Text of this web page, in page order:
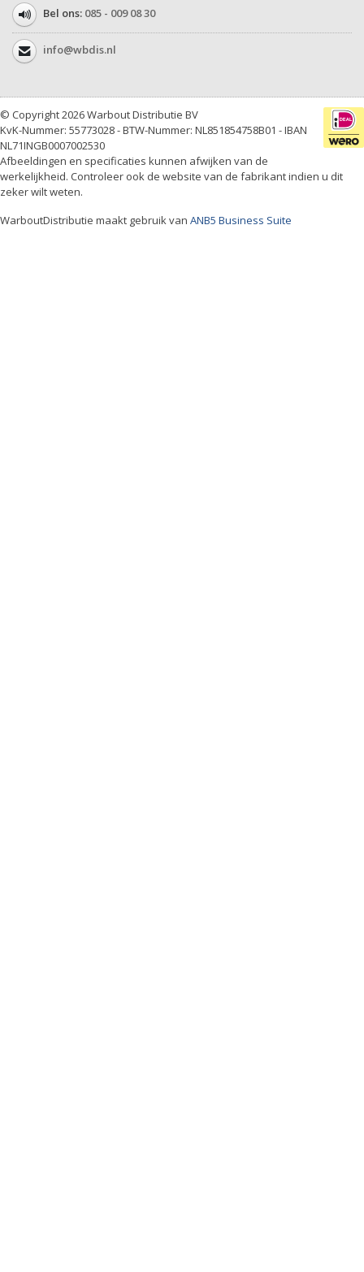
Bel ons: 085 - 009 08 30
info@wbdis.nl
© Copyright 2026 Warbout Distributie BV
KvK-Nummer: 55773028 - BTW-Nummer: NL851854758B01 - IBAN
NL71INGB0007002530
Afbeeldingen en specificaties kunnen afwijken van de
werkelijkheid. Controleer ook de website van de fabrikant indien u dit
zeker wilt weten.
WarboutDistributie maakt gebruik van ANB5 Business Suite